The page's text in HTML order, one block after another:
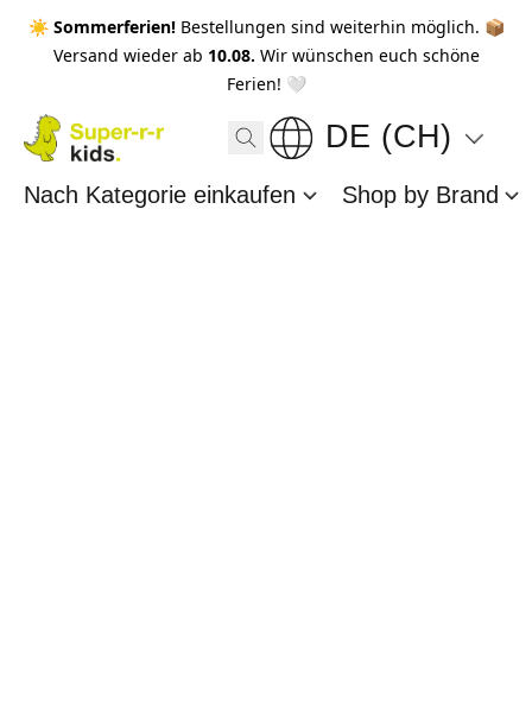
☀️ Sommerferien! Bestellungen sind weiterhin möglich. 📦
Versand wieder ab 10.08. Wir wünschen euch schöne
Ferien! 🤍
DE (CH)
Nach Kategorie einkaufen Shop by Brand